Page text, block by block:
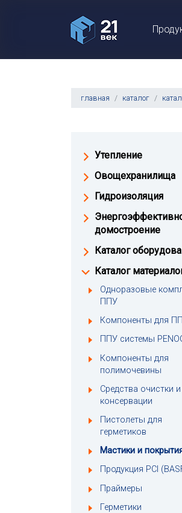
главная каталог
Утепление
Овощехранилища
Гидроизоляция
домостроение
Каталог
Каталог
Одноразовые
ППУ
Компоненты для
ППУ системы
Компоненты для
полимочевины
Средства очистки и
консервации
Пистолеты для
герметиков
Мастики и
Продукция PCI
Праймеры
Герметики